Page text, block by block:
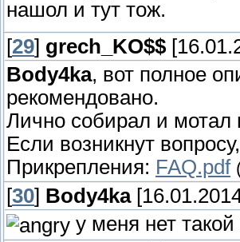
нашол и тут тож.
[29] grech_KO$$
Body4ka, вот полное
рекомендовано.
Лично собирал и мотал
Если возникнут
Прикрепления: FAQ.pdf
[30] Body4ka
у меня нет